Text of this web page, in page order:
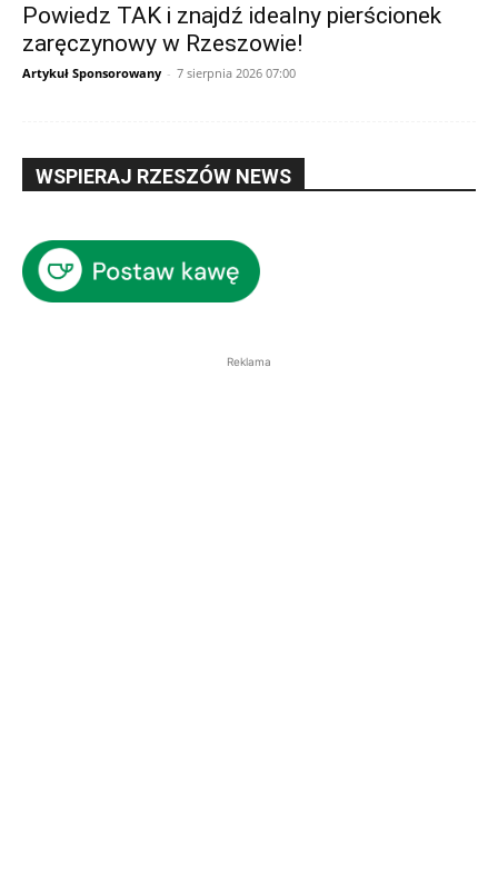
Powiedz TAK i znajdź idealny pierścionek
zaręczynowy w Rzeszowie!
Artykuł Sponsorowany - 7 sierpnia 2026 07:00
WSPIERAJ RZESZÓW NEWS
Reklama